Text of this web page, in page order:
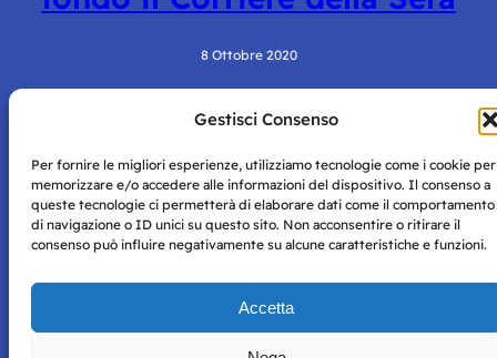
Gestisci Consenso
Per fornire le migliori esperienze, utilizziamo tecnologie come i cookie per
memorizzare e/o accedere alle informazioni del dispositivo. Il consenso a
queste tecnologie ci permetterà di elaborare dati come il comportamento
di navigazione o ID unici su questo sito. Non acconsentire o ritirare il
consenso può influire negativamente su alcune caratteristiche e funzioni.
Accetta
8 Ottobre 2020
Napoli con autorizzazione numero 38 del 25/9/2019.
Tutte le immagini e i contenuti su questo sito sono forniti